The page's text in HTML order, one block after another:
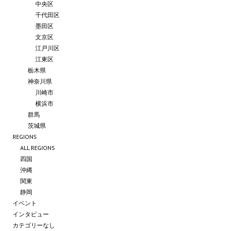
中央区
千代田区
墨田区
文京区
江戸川区
江東区
栃木県
神奈川県
川崎市
横浜市
群馬
茨城県
REGIONS
ALL REGIONS
四国
沖縄
関東
静岡
イベント
インタビュー
カテゴリーなし